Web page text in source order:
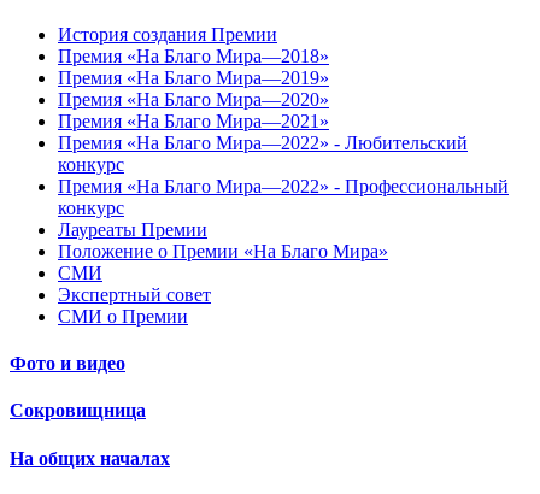
История создания Премии
Премия «На Благо Мира—2018»
Премия «На Благо Мира—2019»
Премия «На Благо Мира—2020»
Премия «На Благо Мира—2021»
Премия «На Благо Мира—2022» - Любительский
конкурс
Премия «На Благо Мира—2022» - Профессиональный
конкурс
Лауреаты Премии
Положение о Премии «На Благо Мира»
СМИ
Экспертный совет
СМИ о Премии
Фото и видео
Сокровищница
На общих началах